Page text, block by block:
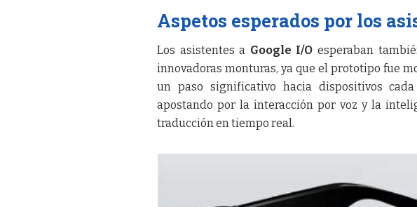
Aspetos esperados por los
Los asistentes a Google I/O esperaban
innovadoras monturas, ya que el prototipo fue
un paso significativo hacia dispositivos
apostando por la interacción por voz y la
traducción en tiempo real.